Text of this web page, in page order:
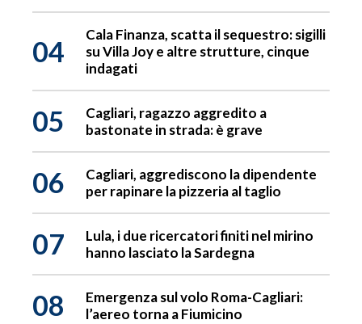
04
Cala Finanza, scatta il sequestro: sigilli
su Villa Joy e altre strutture, cinque
indagati
05
Cagliari, ragazzo aggredito a
bastonate in strada: è grave
06
Cagliari, aggrediscono la dipendente
per rapinare la pizzeria al taglio
07
Lula, i due ricercatori finiti nel mirino
hanno lasciato la Sardegna
08
Emergenza sul volo Roma-Cagliari:
l’aereo torna a Fiumicino